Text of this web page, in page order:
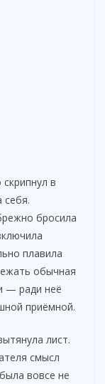
в
себя.
бросила
плавила
обычная
— ради неё
приёмной.
лист.
смысл
вовсе не